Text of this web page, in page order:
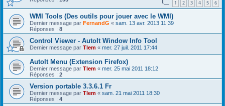
1 2 3 4 5 6
WMI Tools (Des outils pour jouer avec le WMI)
Dernier message par FernandG « sam. 13 avr. 2013 11:39
Réponses : 8
Control Viewer - AutoIt Window Info Tool
Dernier message par Tlem « mer. 27 juil. 2011 17:44
AutoIt Menu (Extension Firefox)
Dernier message par Tlem « mer. 25 mai 2011 18:12
Réponses : 2
Version portable 3.3.6.1 Fr
Dernier message par Tlem « sam. 21 mai 2011 18:30
Réponses : 4